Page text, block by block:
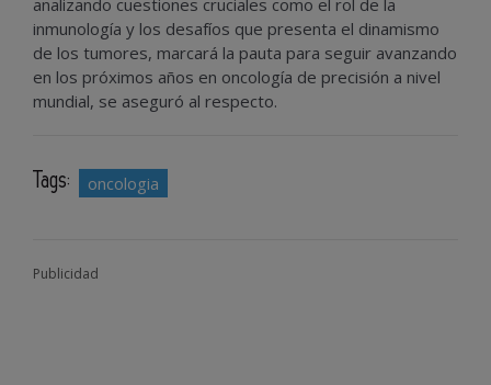
analizando cuestiones cruciales como el rol de la
inmunología y los desafíos que presenta el dinamismo
de los tumores, marcará la pauta para seguir avanzando
en los próximos años en oncología de precisión a nivel
mundial, se aseguró al respecto.
Tags: oncologia
Publicidad